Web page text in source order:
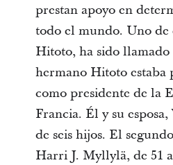
prestan apoyo en
todo el mundo. Uno de
Hitoto,ha sido llamado
hermano Hitoto estaba
como presidente de la
Francia. Él y su
de seis hijos. El
Harri J. Myllylä, de 51